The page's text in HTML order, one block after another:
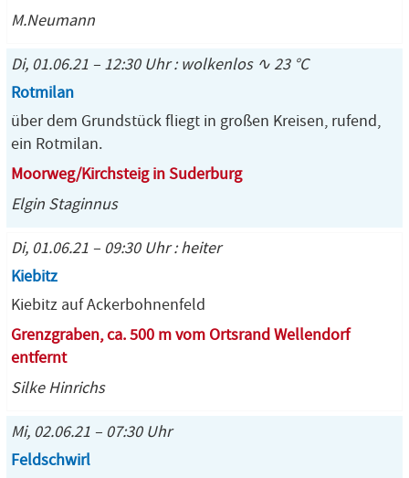
M.Neumann
Di, 01.06.21 – 12:30 Uhr : wolkenlos ∿ 23 °C
Rotmilan
über dem Grundstück fliegt in großen Kreisen, rufend,
ein Rotmilan.
Moorweg/Kirchsteig in Suderburg
Elgin Staginnus
Di, 01.06.21 – 09:30 Uhr : heiter
Kiebitz
Kiebitz auf Ackerbohnenfeld
Grenzgraben, ca. 500 m vom Ortsrand Wellendorf
entfernt
Silke Hinrichs
Mi, 02.06.21 – 07:30 Uhr
Feldschwirl